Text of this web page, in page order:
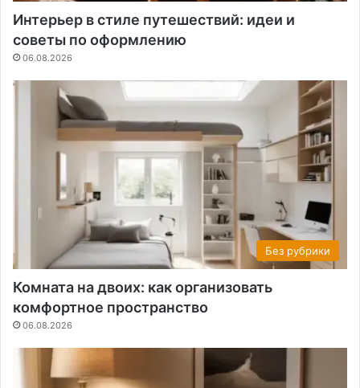
Интерьер в стиле путешествий: идеи и
советы по оформлению
06.08.2026
Без рубрики
Комната на двоих: как организовать
комфортное пространство
06.08.2026